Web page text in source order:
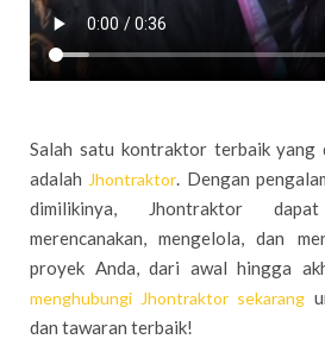
Salah satu kontraktor terbaik yang
adalah Jhontraktor. Dengan
dimilikinya, Jhontraktor
merencanakan, mengelola, dan
proyek Anda, dari awal hingga
menghubungi Jhontraktor sekarang
dan tawaran terbaik!